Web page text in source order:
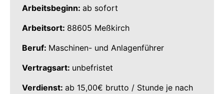
Arbeitsbeginn: ab sofort
Arbeitsort: 88605 Meßkirch
Beruf: Maschinen- und Anlagenführer
Vertragsart: unbefristet
Verdienst: ab 15,00€ brutto / Stunde je nach